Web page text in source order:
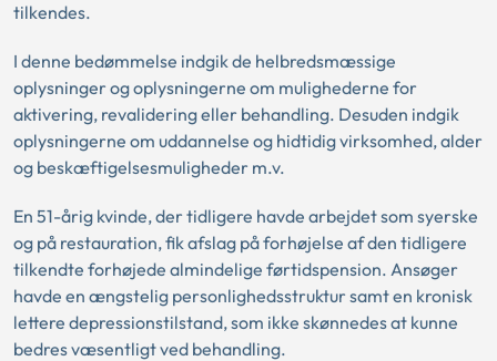
tilkendes.
I denne bedømmelse indgik de helbredsmæssige
oplysninger og oplysningerne om mulighederne for
aktivering, revalidering eller behandling. Desuden indgik
oplysningerne om uddannelse og hidtidig virksomhed, alder
og beskæftigelsesmuligheder m.v.
En 51-årig kvinde, der tidligere havde arbejdet som syerske
og på restauration, fik afslag på forhøjelse af den tidligere
tilkendte forhøjede almindelige førtidspension. Ansøger
havde en ængstelig personlighedsstruktur samt en kronisk
lettere depressionstilstand, som ikke skønnedes at kunne
bedres væsentligt ved behandling.